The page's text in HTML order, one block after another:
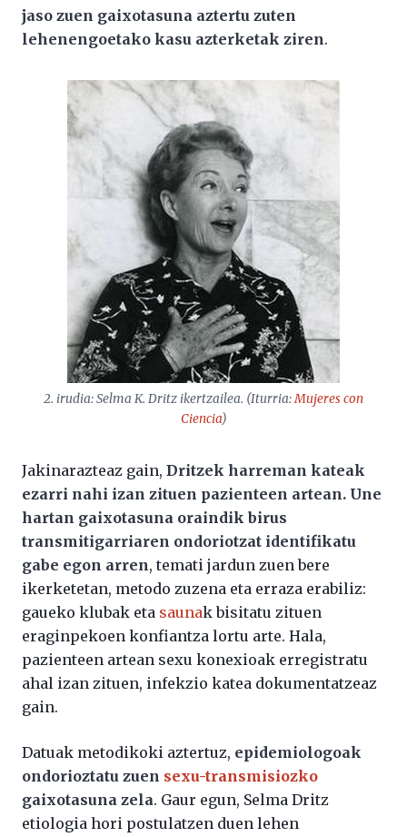
jaso zuen gaixotasuna aztertu zuten
lehenengoetako kasu azterketak ziren.
2. irudia: Selma K. Dritz ikertzailea. (Iturria:Mujeres con
Ciencia)
Jakinarazteaz gain, Dritzek harreman kateak
ezarri nahi izan zituen pazienteen artean. Une
hartan gaixotasuna oraindik birus
transmitigarriaren ondoriotzat identifikatu
gabe egon arren, temati jardun zuen bere
ikerketetan, metodo zuzena eta erraza erabiliz:
gaueko klubak eta saunak bisitatu zituen
eraginpekoen konfiantza lortu arte. Hala,
pazienteen artean sexu konexioak erregistratu
ahal izan zituen, infekzio katea dokumentatzeaz
gain.
Datuak metodikoki aztertuz, epidemiologoak
ondorioztatu zuen sexu-transmisiozko
gaixotasuna zela. Gaur egun, Selma Dritz
etiologia hori postulatzen duen lehen